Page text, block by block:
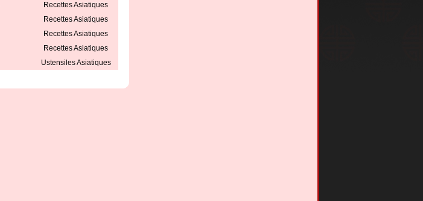
Recettes Asiatiques
Recettes Asiatiques
Recettes Asiatiques
Recettes Asiatiques
Ustensiles Asiatiques